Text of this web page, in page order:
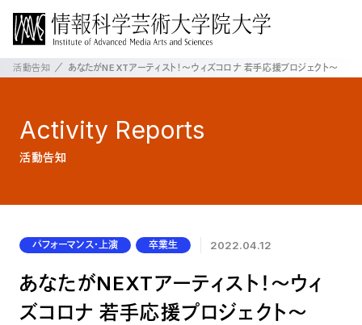
活動告知 あなたがNEXTアーティスト！〜ウィズコロナ 若手応援プロジェクト〜
Activity Reports
活動告知
パフォーマンス・上演 卒業生 2022.04.12
あなたがNEXTアーティスト！〜ウィ
ズコロナ 若手応援プロジェクト〜